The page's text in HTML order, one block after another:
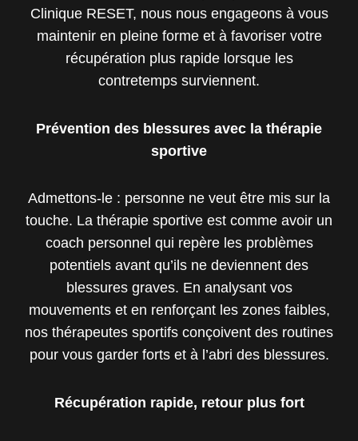
Clinique RESET, nous nous engageons à vous
maintenir en pleine forme et à favoriser votre
récupération plus rapide lorsque les
contretemps surviennent.
Prévention des blessures avec la thérapie
sportive
Admettons-le : personne ne veut être mis sur la
touche. La thérapie sportive est comme avoir un
coach personnel qui repère les problèmes
potentiels avant qu’ils ne deviennent des
blessures graves. En analysant vos
mouvements et en renforçant les zones faibles,
nos thérapeutes sportifs conçoivent des routines
pour vous garder forts et à l’abri des blessures.
Récupération rapide, retour plus fort